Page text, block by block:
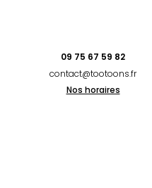
09 75 67 59 82
contact@tootoons.fr
Nos horaires